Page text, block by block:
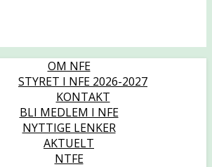
OM NFE
STYRET I NFE 2026-2027
KONTAKT
BLI MEDLEM I NFE
NYTTIGE LENKER
AKTUELT
NTFE